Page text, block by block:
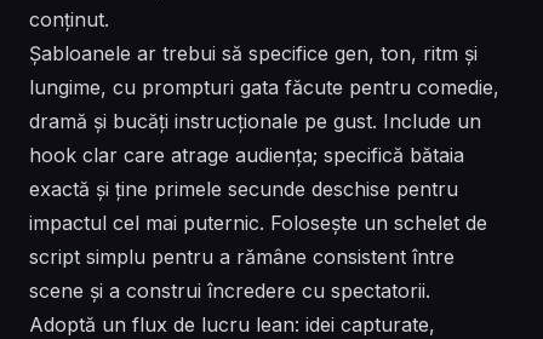
conținut.
Șabloanele ar trebui să specifice gen, ton, ritm și
lungime, cu prompturi gata făcute pentru comedie,
dramă și bucăți instrucționale pe gust. Include un
hook clar care atrage audiența; specifică bătaia
exactă și ține primele secunde deschise pentru
impactul cel mai puternic. Folosește un schelet de
script simplu pentru a rămâne consistent între
scene și a construi încredere cu spectatorii.
Adoptă un flux de lucru lean: idei capturate,